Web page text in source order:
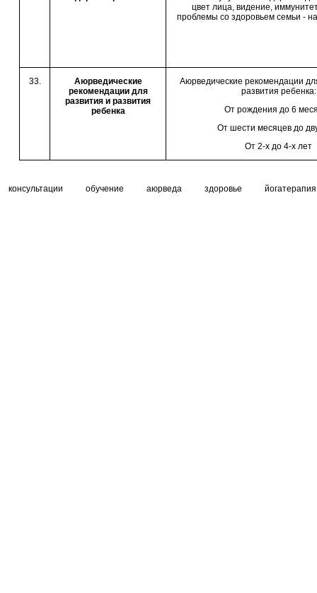
цвет лица, видение,
проблемы со здоровьем семьи -
33.
Аюрведические
рекомендации для
развития и развития
ребенка
Аюрведические рекомендации
развития ребенка:
От рождения до 6
От шести месяцев до
От 2-х до 4-х лет
консультации обучение аюрведа здоровье йогатерапия